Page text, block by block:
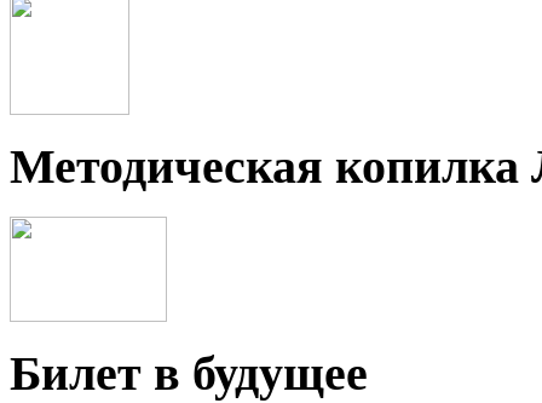
Методическая
Билет в будущее